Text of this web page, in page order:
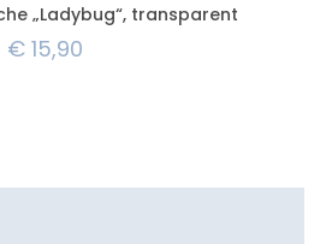
„Ladybug“, transparent
€15,90